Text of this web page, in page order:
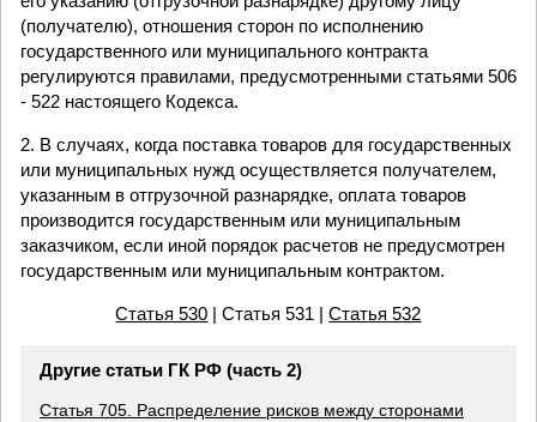
(получателю), отношения сторон по исполнению
государственного или муниципального контракта
регулируются правилами, предусмотренными статьями 506
- 522 настоящего Кодекса.
2. В случаях, когда поставка товаров для государственных
или муниципальных нужд осуществляется получателем,
указанным в отгрузочной разнарядке, оплата товаров
производится государственным или муниципальным
заказчиком, если иной порядок расчетов не предусмотрен
государственным или муниципальным контрактом.
Статья 530 | Статья 531 |Статья 532
Другие статьи ГК РФ (часть 2)
Статья 705. Распределение рисков между сторонами